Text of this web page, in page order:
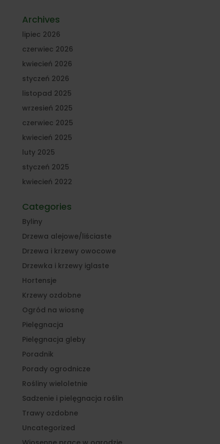
Archives
lipiec 2026
czerwiec 2026
kwiecień 2026
styczeń 2026
listopad 2025
wrzesień 2025
czerwiec 2025
kwiecień 2025
luty 2025
styczeń 2025
kwiecień 2022
Categories
Byliny
Drzewa alejowe/liściaste
Drzewa i krzewy owocowe
Drzewka i krzewy iglaste
Hortensje
Krzewy ozdobne
Ogród na wiosnę
Pielęgnacja
Pielęgnacja gleby
Poradnik
Porady ogrodnicze
Rośliny wieloletnie
Sadzenie i pielęgnacja roślin
Trawy ozdobne
Uncategorized